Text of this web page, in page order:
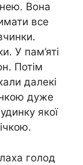
нею. Вона
все
У пам’яті
Потім
далекі
дуже
якої
голод